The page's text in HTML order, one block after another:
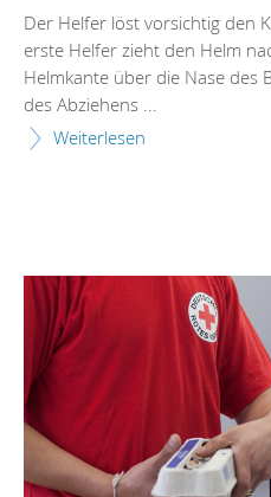
Der Helfer löst vorsichtig den
erste Helfer zieht den Helm
Helmkante über die Nase des
des Abziehens ...
Weiterlesen